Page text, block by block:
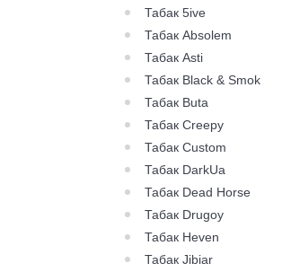
Табак 5ive
Табак Absolem
Табак Asti
Табак Black & Smok
Табак Buta
Табак Creepy
Табак Custom
Табак DarkUa
Табак Dead Horse
Табак Drugoy
Табак Heven
Табак Jibiar